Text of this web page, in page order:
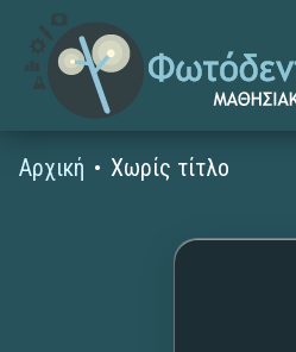
Αρχική Χωρίς τίτλο